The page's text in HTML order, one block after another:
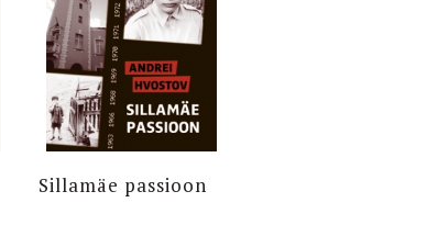
Sillamäe passioon